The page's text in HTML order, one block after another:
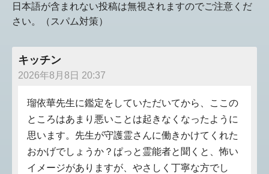
日本語が含まれない投稿は無視されますのでご注意くだ
さい。（スパム対策）
キッチン
2026年8月8日 20:37
瑠依華先生に鑑定をしていただいてから、ここの
ところはあまり悪いことは起きなくなったように
思います。先生が守護霊さんに働きかけてくれた
おかげでしょうか？ぱっと霊能者と聞くと、怖い
イメージがありますが、やさしく丁寧な方でし